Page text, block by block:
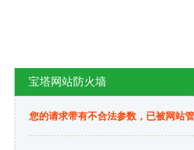
宝塔网站防火墙
您的请求带有不合法参数，已被网站